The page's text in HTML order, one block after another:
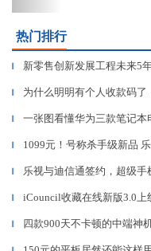
热门排行
▎ 新零售创新发展工程未来5
▎ 为什么明明有个人收款码
▎ 一张图看懂华为三款笔记本
▎ 1099元！号称杀手级新品
▎ 乐视与迪信通签约，超级手
▎ iCouncil收藏在线新版3.0上
▎ 四款900天不卡顿的中端神